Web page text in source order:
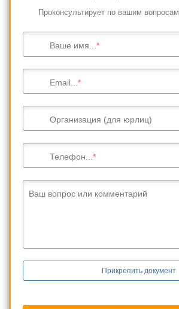
Проконсультирует по вашим вопросам
Ваше имя...
Email...
Организация (для юрлиц)
Телефон...
Ваш вопрос или комментарий
Прикрепить документ